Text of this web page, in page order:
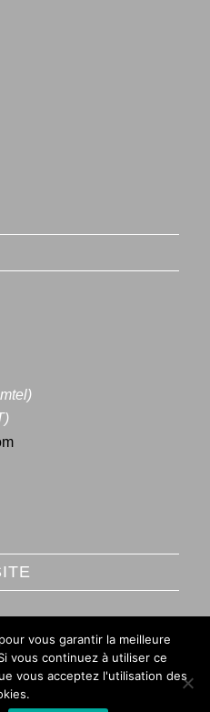
vous garantir la meilleure
vous continuez à utiliser ce
vous acceptez l'utilisation des